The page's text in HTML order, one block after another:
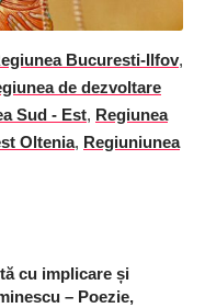
Bucuresti-Ilfov,
de dezvoltare
Sud - Est, Regiunea
Oltenia, Regiuniunea
cu implicare și
– Poezie,